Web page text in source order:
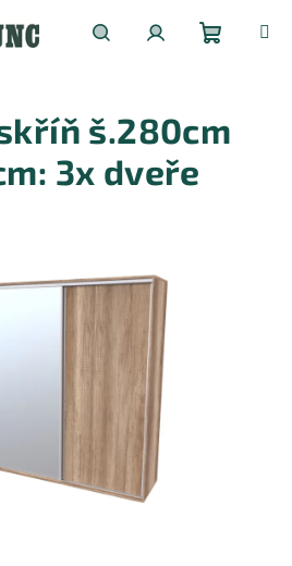
košík
š.280cm
3x dveře